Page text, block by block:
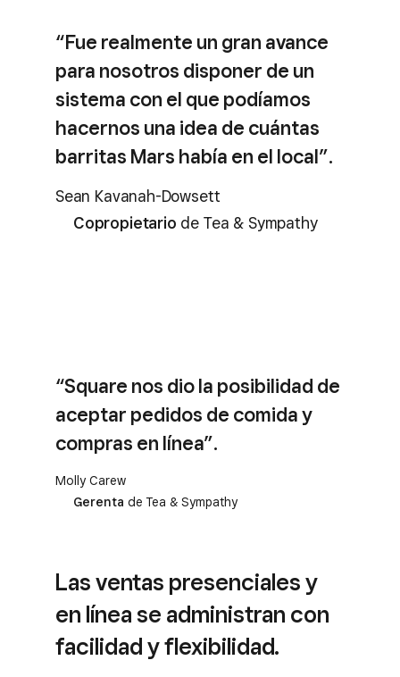
“Fue realmente un gran avance
para nosotros disponer de un
sistema con el que podíamos
hacernos una idea de cuántas
barritas Mars había en el local”.
Sean Kavanah-Dowsett
Copropietario de Tea & Sympathy
“Square nos dio la posibilidad de
aceptar pedidos de comida y
compras en línea”.
Molly Carew
Gerenta de Tea & Sympathy
Las ventas presenciales y
en línea se administran con
facilidad y flexibilidad.